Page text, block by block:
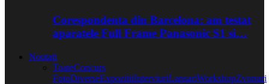
Corespondenta din Barcelona: am testat
aparatele Full Frame Panasonic S1 si…
Noutati
ToateConcurs
FotoDiverseExpozitiiInterviuriLansariWorkshopZvonuri